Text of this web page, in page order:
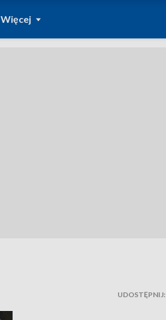
Więcej
UDOSTĘPNIJ: